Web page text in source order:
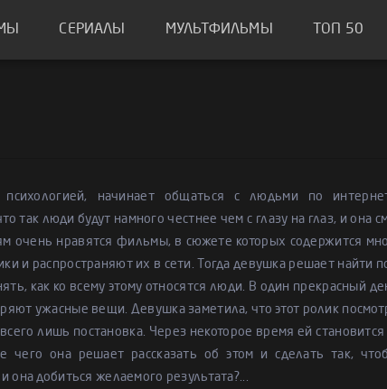
СЕРИАЛЫ МУЛЬТФИЛЬМЫ ТОП 50
психологией, начинает общаться с людьми по
так люди будут намного честнее чем с глазу на глаз, и она
очень нравятся фильмы, в сюжете которых содержится
и распространяют их в сети. Тогда девушка решает найти
как ко всему этому относятся люди. В один прекрасный
ужасные вещи. Девушка заметила, что этот ролик
лишь постановка. Через некоторое время ей
чего она решает рассказать об этом и сделать так,
она добиться желаемого результата?...